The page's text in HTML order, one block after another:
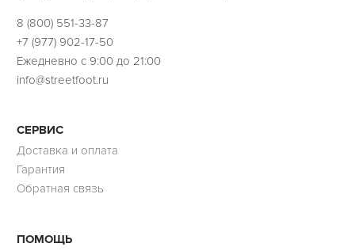
8 (800) 551-33-87
+7 (977) 902-17-50
Ежедневно с 9:00 до 21:00
info@streetfoot.ru
СЕРВИС
Доставка и оплата
Гарантия
Обратная связь
ПОМОЩЬ